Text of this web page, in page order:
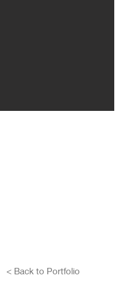
< Back to Portfolio